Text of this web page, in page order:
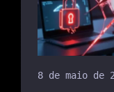
8 de maio de